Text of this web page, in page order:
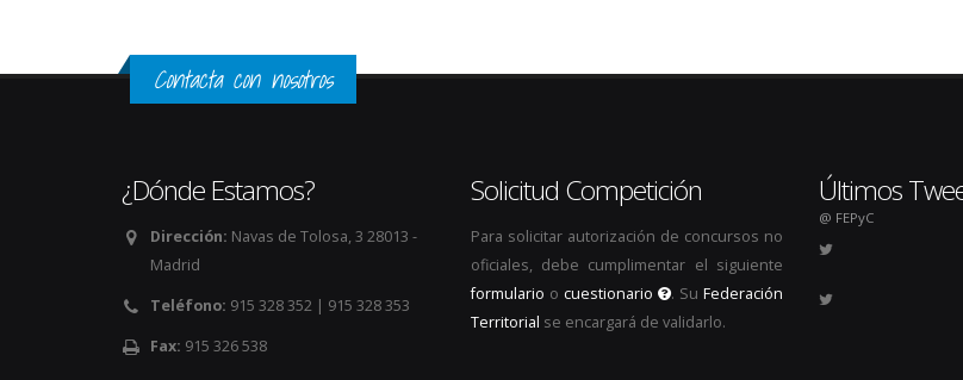
Contacta con nosotros
¿Dónde Estamos?
Dirección: Navas de Tolosa, 3 28013 -
Madrid
Teléfono: 915 328 352 | 915 328 353
Fax: 915 326 538
Solicitud Competición
Para solicitar autorización de concursos no
oficiales, debe cumplimentar el siguiente
formulario o cuestionario . SuFederación
Territorial se encargará de validarlo.
Últimos
@ FEPyC